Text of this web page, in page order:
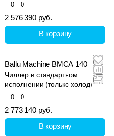
0 0
2 576 390 руб.
В корзину
Ballu Machine BMCA 140
Чиллер в стандартном
исполнении (только холод)
0 0
2 773 140 руб.
В корзину